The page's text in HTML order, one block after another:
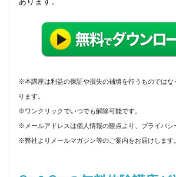
あります。
※本講座は利益の保証や損失の補填を行うものではな
ります。
※ワンクリックでいつでも解除可能です。
※メールアドレスは個人情報の観点より、プライバシ
※弊社よりメールマガジン等のご案内をお届けします